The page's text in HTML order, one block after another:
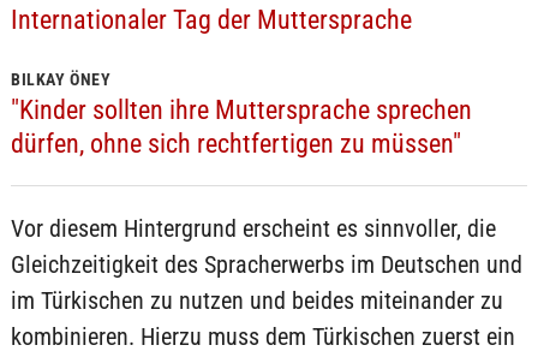
Internationaler Tag der Muttersprache
BILKAY ÖNEY
"Kinder sollten ihre Muttersprache sprechen
dürfen, ohne sich rechtfertigen zu müssen"
Vor diesem Hintergrund erscheint es sinnvoller, die
Gleichzeitigkeit des Spracherwerbs im Deutschen und
im Türkischen zu nutzen und beides miteinander zu
kombinieren. Hierzu muss dem Türkischen zuerst ein